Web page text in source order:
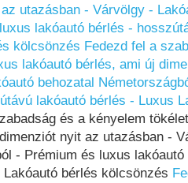
utazásban - Várvölgy -
lakóautó bérlés -
kölcsönzés Fedezd fel a
lakóautó bérlés, ami új
behozatal
lakóautó bérlés - Luxus
és a kényelem
nyit az utazásban -
- Prémium és luxus
bérlés kölcsönzés